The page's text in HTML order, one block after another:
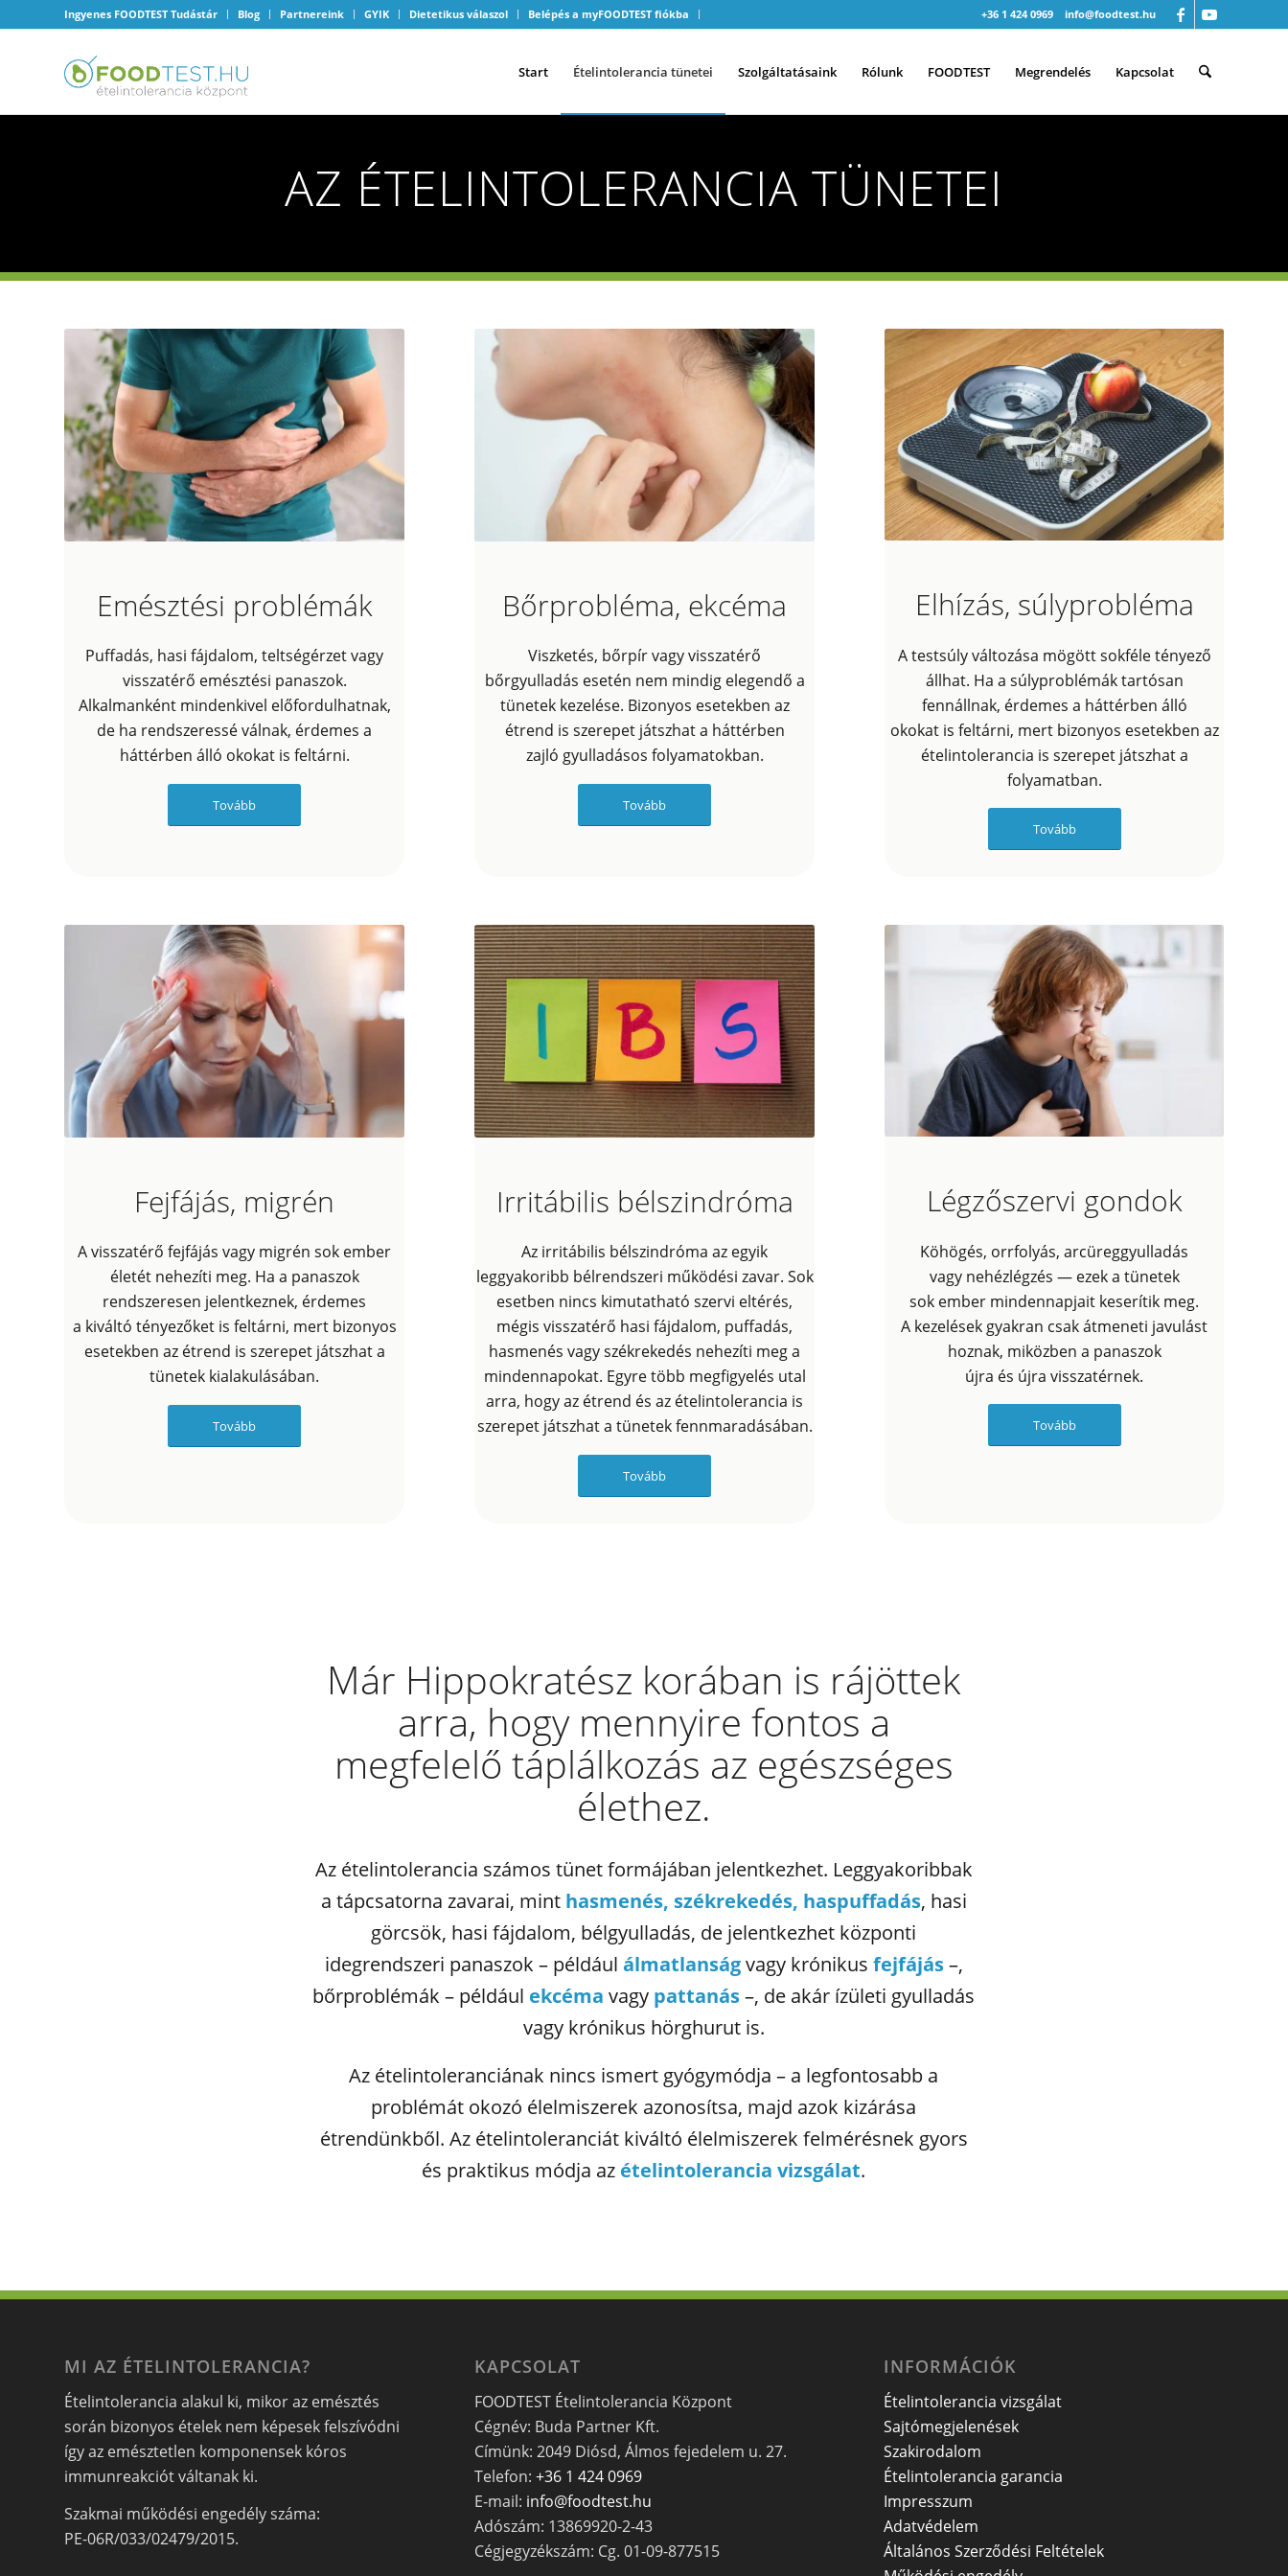
Ingyenes FOODTEST Tudástár Blog Partnereink GYIK Dietetikus válaszol Belépés a myFOODTEST fiókba +36 1 424 0969 info@foodtest.hu
Start Ételintolerancia tünetei Szolgáltatásaink Rólunk FOODTEST Megrendelés Kapcsolat
AZ ÉTELINTOLERANCIA TÜNETEI
Emésztési problémák
Puffadás, hasi fájdalom, teltségérzet vagy
visszatérő emésztési panaszok.
Alkalmanként mindenkivel előfordulhatnak,
de ha rendszeressé válnak, érdemes a
háttérben álló okokat is feltárni.
Tovább
Bőrprobléma, ekcéma
Viszketés, bőrpír vagy visszatérő
bőrgyulladás esetén nem mindig elegendő a
tünetek kezelése. Bizonyos esetekben az
étrend is szerepet játszhat a háttérben
zajló gyulladásos folyamatokban.
Tovább
Elhízás, súlyprobléma
A testsúly változása mögött sokféle tényező
állhat. Ha a súlyproblémák tartósan
fennállnak, érdemes a háttérben álló
okokat is feltárni, mert bizonyos esetekben az
ételintolerancia is szerepet játszhat a
folyamatban.
Tovább
Fejfájás, migrén
A visszatérő fejfájás vagy migrén sok ember
életét nehezíti meg. Ha a panaszok
rendszeresen jelentkeznek, érdemes
a kiváltó tényezőket is feltárni, mert bizonyos
esetekben az étrend is szerepet játszhat a
tünetek kialakulásában.
Tovább
Irritábilis bélszindróma
Az irritábilis bélszindróma az egyik
leggyakoribb bélrendszeri működési zavar. Sok
esetben nincs kimutatható szervi eltérés,
mégis visszatérő hasi fájdalom, puffadás,
hasmenés vagy székrekedés nehezíti meg a
mindennapokat. Egyre több megfigyelés utal
arra, hogy az étrend és az ételintolerancia is
szerepet játszhat a tünetek fennmaradásában.
Tovább
Légzőszervi gondok
Köhögés, orrfolyás, arcüreggyulladás
vagy nehézlégzés — ezek a tünetek
sok ember mindennapjait keserítik meg.
A kezelések gyakran csak átmeneti javulást
hoznak, miközben a panaszok
újra és újra visszatérnek.
Tovább
Már Hippokratész korában is rájöttek
arra, hogy mennyire fontos a
megfelelő táplálkozás az egészséges
élethez.
Az ételintolerancia számos tünet formájában jelentkezhet. Leggyakoribbak
a tápcsatorna zavarai, mint hasmenés, székrekedés, haspuffadás, hasi
görcsök, hasi fájdalom, bélgyulladás, de jelentkezhet központi
idegrendszeri panaszok – például álmatlanságvagy krónikus fejfájás–,
bőrproblémák – például ekcéma vagy pattanás–, de akár ízületi gyulladás
vagy krónikus hörghurut is.
Az ételintoleranciának nincs ismert gyógymódja – a legfontosabb a
problémát okozó élelmiszerek azonosítsa, majd azok kizárása
étrendünkből. Az ételintoleranciát kiváltó élelmiszerek felmérésnek gyors
és praktikus módja az ételintolerancia vizsgálat.
MI AZ ÉTELINTOLERANCIA?
Ételintolerancia alakul ki, mikor az emésztés
során bizonyos ételek nem képesek felszívódni
így az emésztetlen komponensek kóros
immunreakciót váltanak ki.
Szakmai működési engedély száma:
PE-06R/033/02479/2015.
KAPCSOLAT
FOODTEST Ételintolerancia Központ
Cégnév: Buda Partner Kft.
Címünk: 2049 Diósd, Álmos fejedelem u. 27.
Telefon: +36 1 424 0969
E-mail: info@foodtest.hu
Adószám: 13869920-2-43
Cégjegyzékszám: Cg. 01-09-877515
INFORMÁCIÓK
Ételintolerancia vizsgálat
Sajtómegjelenések
Szakirodalom
Ételintolerancia garancia
Impresszum
Adatvédelem
Általános Szerződési Feltételek